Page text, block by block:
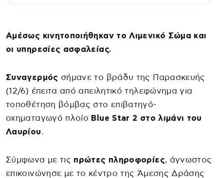
Αμέσως κινητοποιήθηκαν το Λιμενικό Σώμα και
οι υπηρεσίες ασφαλείας.
Συναγερμός σήμανε το βράδυ της Παρασκευής
(12/6) έπειτα από απειλητικό τηλεφώνημα για
τοποθέτηση βόμβας στο επιβατηγό-
οχηματαγωγό πλοίο Blue Star 2 στο λιμάνι του
Λαυρίου.
Σύμφωνα με τις πρώτες πληροφορίες, άγνωστος
επικοινώνησε με το κέντρο της Άμεσης Δράσης